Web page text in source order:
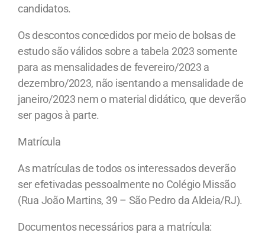
candidatos.
Os descontos concedidos por meio de bolsas de
estudo são válidos sobre a tabela 2023 somente
para as mensalidades de fevereiro/2023 a
dezembro/2023, não isentando a mensalidade de
janeiro/2023 nem o material didático, que deverão
ser pagos à parte.
Matrícula
As matrículas de todos os interessados deverão
ser efetivadas pessoalmente no Colégio Missão
(Rua João Martins, 39 – São Pedro da Aldeia/RJ).
Documentos necessários para a matrícula: